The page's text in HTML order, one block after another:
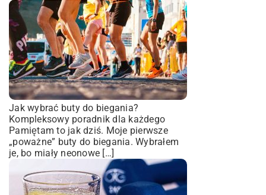
Jak wybrać buty do biegania?
Kompleksowy poradnik dla każdego
Pamiętam to jak dziś. Moje pierwsze
„poważne” buty do biegania. Wybrałem
je, bo miały neonowe […]